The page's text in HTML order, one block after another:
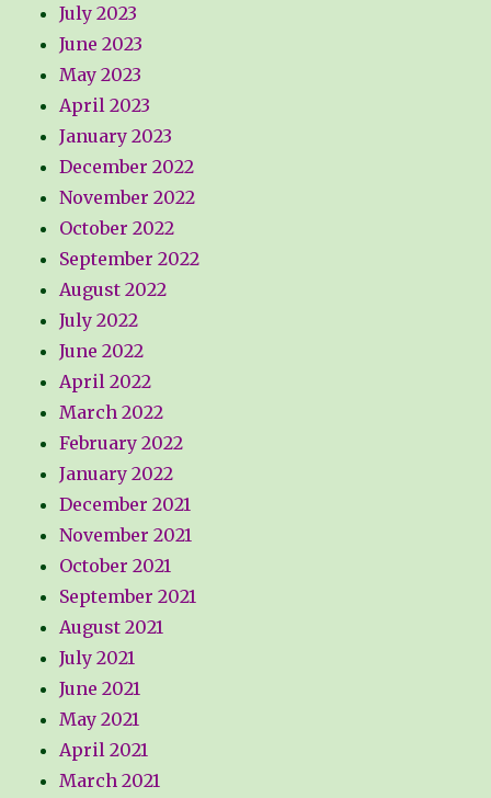
July 2023
June 2023
May 2023
April 2023
January 2023
December 2022
November 2022
October 2022
September 2022
August 2022
July 2022
June 2022
April 2022
March 2022
February 2022
January 2022
December 2021
November 2021
October 2021
September 2021
August 2021
July 2021
June 2021
May 2021
April 2021
March 2021